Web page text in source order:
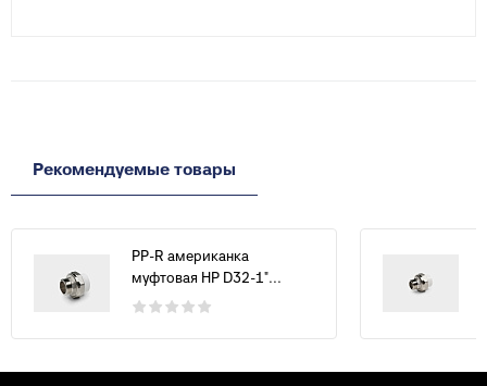
Рекомендуемые товары
PP-R американка
муфтовая НР D32-1"...